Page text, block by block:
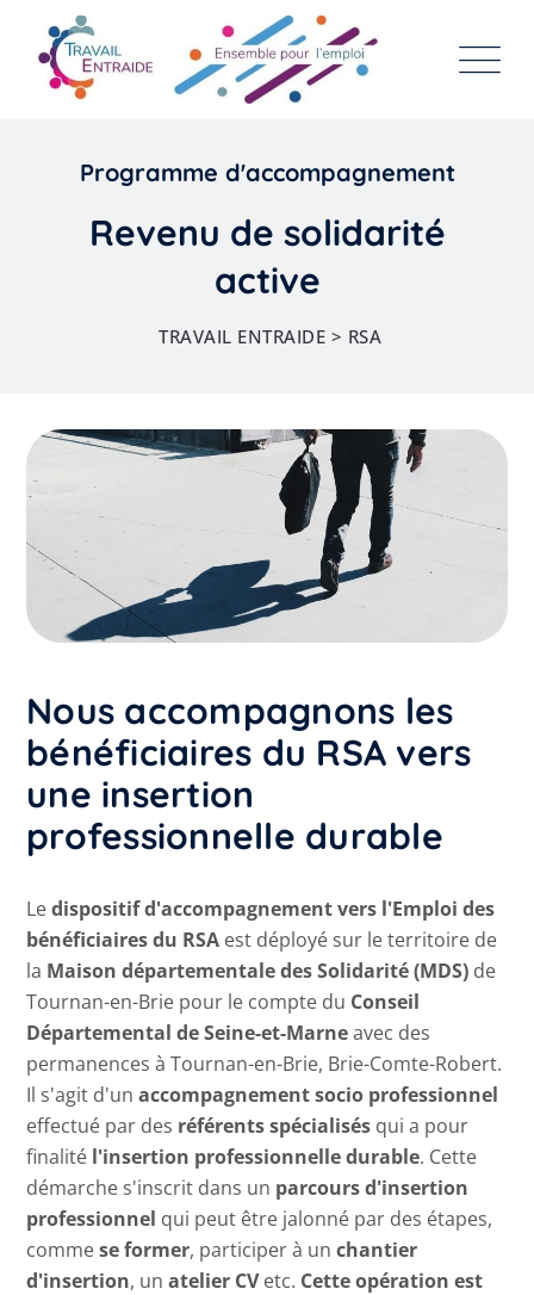
Programme d'accompagnement
Revenu de solidarité
active
TRAVAIL ENTRAIDE > RSA
Nous accompagnons les
bénéficiaires du RSA vers
une insertion
professionnelle durable
Ledispositif d'accompagnement vers l'Emploi des
bénéficiaires du RSA est déployé sur le territoire de
la Maison départementale des Solidarité (MDS) de
Tournan-en-Brie pour le compte du Conseil
Départemental de Seine-et-Marneavec des
permanences à Tournan-en-Brie, Brie-Comte-Robert.
Il s'agit d'un accompagnement socio professionnel
effectué par des référents spécialisés qui a pour
finalité l'insertion professionnelle durable. Cette
démarche s'inscrit dans un parcours d'insertion
professionnel qui peut être jalonné par des étapes,
commese former, participer à un chantier
d'insertion, un atelier CVetc. Cette opération est